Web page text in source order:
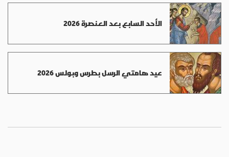
الأحد السابع بعد العنصرة 2026
عيد هامتي الرسل بطرس وبولس 2026